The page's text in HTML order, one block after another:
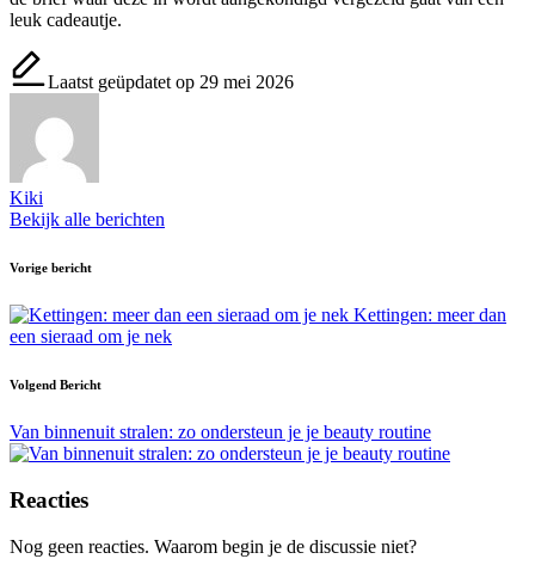
leuk cadeautje.
Laatst geüpdatet op 29 mei 2026
Kiki
Bekijk alle berichten
Bericht
navigatie
Vorige bericht
Kettingen: meer dan
een sieraad om je nek
Volgend Bericht
Van binnenuit stralen: zo ondersteun je je beauty routine
Reacties
Nog geen reacties. Waarom begin je de discussie niet?